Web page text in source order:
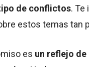
de conflictos. Te
estos temas tan
es un reflejo